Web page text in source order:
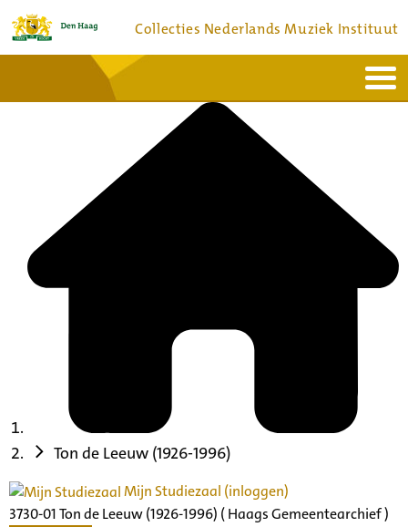
Collecties Nederlands Muziek Instituut
Bronnen en collecties
Ton de Leeuw (1926-1996)
Mijn Studiezaal (inloggen)
3730-01 Ton de Leeuw (1926-1996) ( Haags Gemeentearchief )